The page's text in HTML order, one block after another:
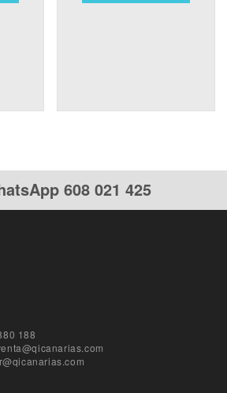
608 021 425
188